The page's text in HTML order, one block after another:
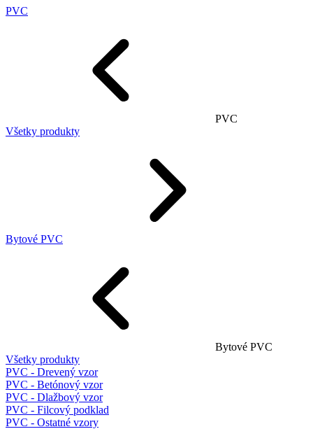
PVC
PVC
Všetky produkty
Bytové PVC
Bytové PVC
Všetky produkty
PVC - Drevený vzor
PVC - Betónový vzor
PVC - Dlažbový vzor
PVC - Filcový podklad
PVC - Ostatné vzory